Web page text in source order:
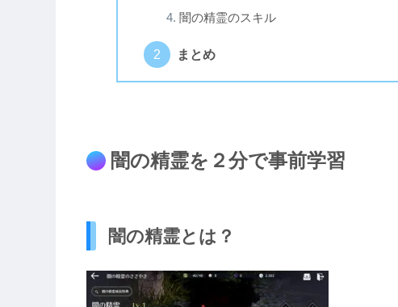
闇の精霊のスキル
まとめ
闇の精霊を２分で事前学習
闇の精霊とは？